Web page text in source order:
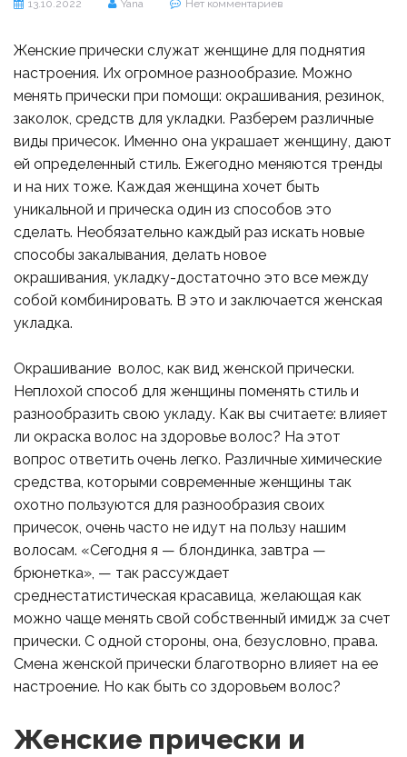
13.10.2022 Yana Нет комментариев
Женские прически служат женщине для поднятия
настроения. Их огромное разнообразие. Можно
менять прически при помощи: окрашивания, резинок,
заколок, средств для укладки. Разберем различные
виды причесок. Именно она украшает женщину, дают
ей определенный стиль. Ежегодно меняются тренды
и на них тоже. Каждая женщина хочет быть
уникальной и прическа один из способов это
сделать. Необязательно каждый раз искать новые
способы закалывания, делать новое
окрашивания, укладку-достаточно это все между
собой комбинировать. В это и заключается женская
укладка.
Окрашивание волос, как вид женской прически.
Неплохой способ для женщины поменять стиль и
разнообразить свою укладу. Как вы считаете: влияет
ли окраска волос на здоровье волос? На этот
вопрос ответить очень легко. Различные химические
средства, которыми современные женщины так
охотно пользуются для разнообразия своих
причесок, очень часто не идут на пользу нашим
волосам. «Сегодня я — блондинка, завтра —
брюнетка», — так рассуждает
среднестатистическая красавица, желающая как
можно чаще менять свой собственный имидж за счет
прически. С одной стороны, она, безусловно, права.
Смена женской прически благотворно влияет на ее
настроение. Но как быть со здоровьем волос?
Женские прически и